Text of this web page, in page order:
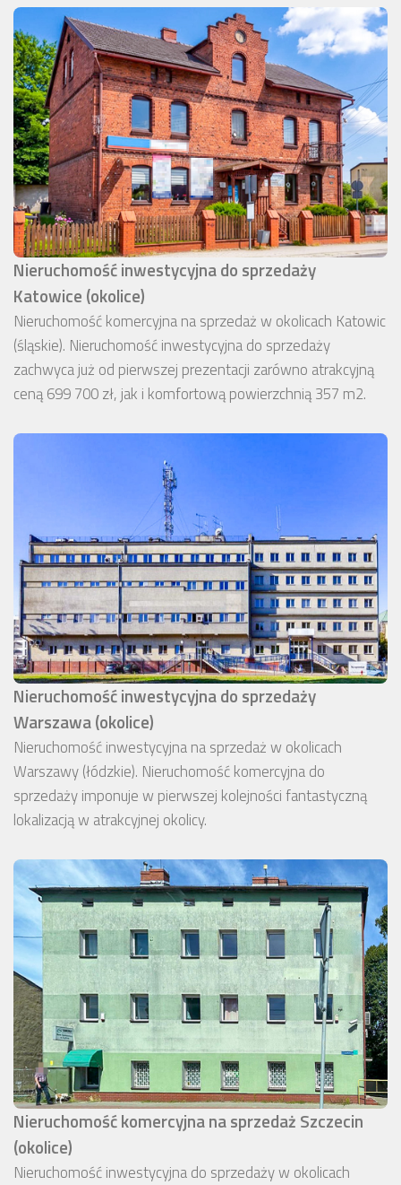
Nieruchomość inwestycyjna do sprzedaży
Katowice (okolice)
Nieruchomość komercyjna na sprzedaż w okolicach Katowic
(śląskie). Nieruchomość inwestycyjna do sprzedaży
zachwyca już od pierwszej prezentacji zarówno atrakcyjną
ceną 699 700 zł, jak i komfortową powierzchnią 357 m2.
Nieruchomość inwestycyjna do sprzedaży
Warszawa (okolice)
Nieruchomość inwestycyjna na sprzedaż w okolicach
Warszawy (łódzkie). Nieruchomość komercyjna do
sprzedaży imponuje w pierwszej kolejności fantastyczną
lokalizacją w atrakcyjnej okolicy.
Nieruchomość komercyjna na sprzedaż Szczecin
(okolice)
Nieruchomość inwestycyjna do sprzedaży w okolicach